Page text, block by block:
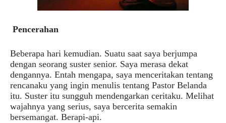
Pencerahan
Beberapa hari kemudian. Suatu saat saya berjumpa
dengan seorang suster senior. Saya merasa dekat
dengannya. Entah mengapa, saya menceritakan tentang
rencanaku yang ingin menulis tentang Pastor Belanda
itu. Suster itu sungguh mendengarkan ceritaku. Melihat
wajahnya yang serius, saya bercerita semakin
bersemangat. Berapi-api.